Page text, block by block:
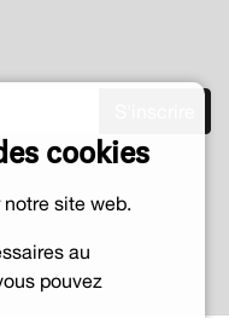
cookies
site web.
au
pouvez